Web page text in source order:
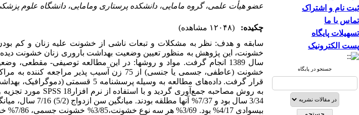
ثبت نام و اشتراک
تماس با ما
تسهیلات پایگاه
پست الکترونیک
جستجو در پایگاه
عضو هیأت علمی، گروه مامایی، دانشکده پرستاری ومامایی، دانشگاه علوم
چکیده:
(۱۲۰۴۸ مشاهده)
سابقه و هدف: نظر به مشکلات و تبعات ناشی از خشونت علیه زنان و کم بودن
خشونت، این پژوهش به منظور تعیین وضعیت بهداشت باروری زنان خشونت
خشونت (عاطفی، جسمی ‌یا جنسی) از 75 زن آسیب
قرار گرفت. داده‌های مطالعه به وسیله